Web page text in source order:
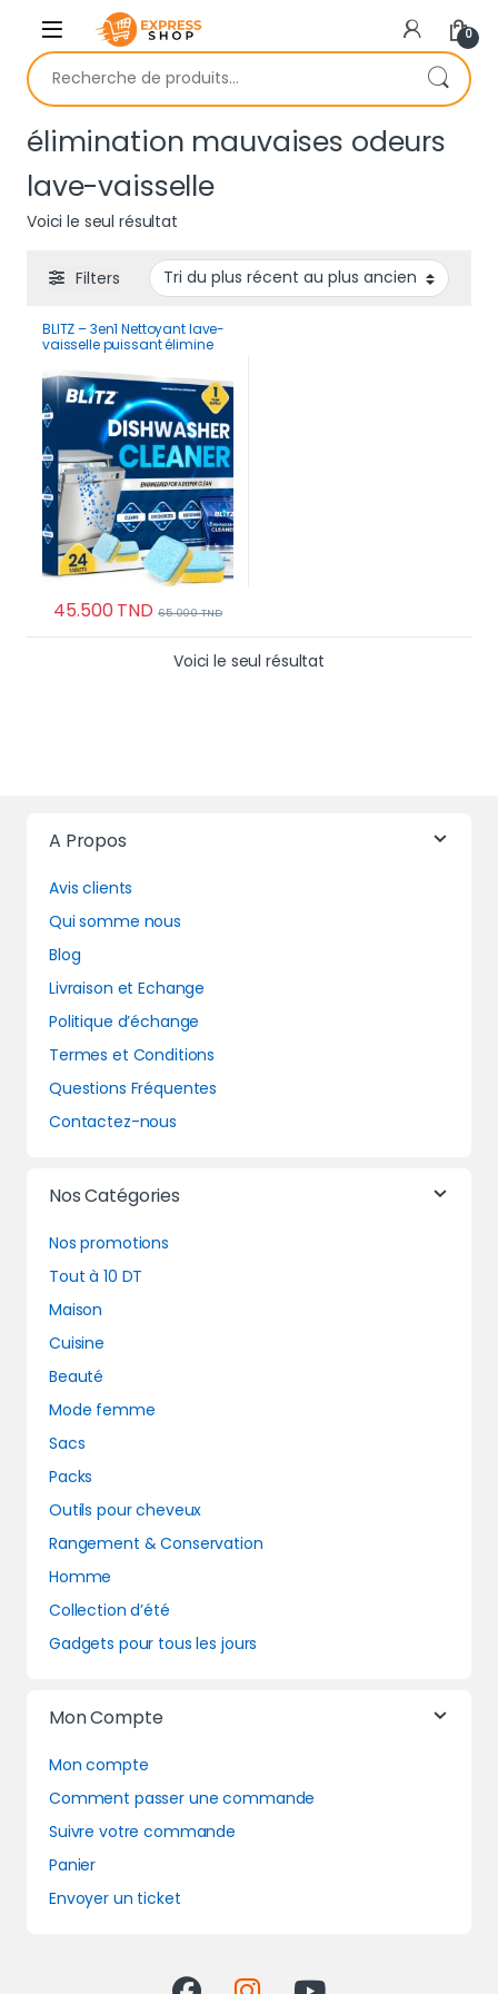
Skip to navigation
Skip to content
0
Recherche pour :
élimination mauvaises odeurs
lave-vaisselle
Voici le seul résultat
Filters
BLITZ – 3en1 Nettoyant lave-
vaisselle puissant élimine
odeurs
45.500TND 65.000TND
Voici le seul résultat
A Propos
Avis clients
Qui somme nous
Blog
Livraison et Echange
Politique d’échange
Termes et Conditions
Questions Fréquentes
Contactez-nous
Nos Catégories
Nos promotions
Tout à 10 DT
Maison
Cuisine
Beauté
Mode femme
Sacs
Packs
Outils pour cheveux
Rangement & Conservation
Homme
Collection d’été
Gadgets pour tous les jours
Mon Compte
Mon compte
Comment passer une commande
Suivre votre commande
Panier
Envoyer un ticket